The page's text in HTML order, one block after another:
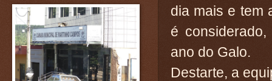
dia mais e tem
é
ano do Galo.
Destarte, a